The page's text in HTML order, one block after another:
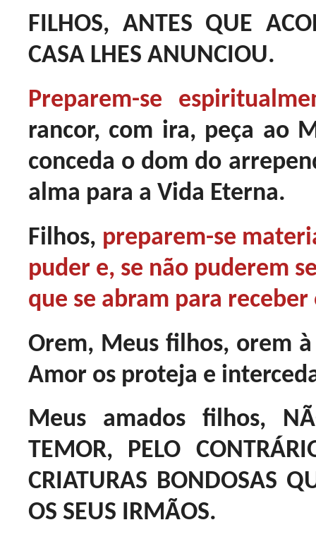
FILHOS, ANTES QUE
CASA LHES ANUNCIOU.
Preparem-se
rancor, com ira, peça ao
conceda o dom do
alma para a Vida Eterna.
Filhos, preparem-se
puder e, se não puderem
que se abram para
Orem, Meus filhos, orem
Amor os proteja e
Meus amados filhos,
TEMOR, PELO
CRIATURAS BONDOSAS
OS SEUS IRMÃOS.